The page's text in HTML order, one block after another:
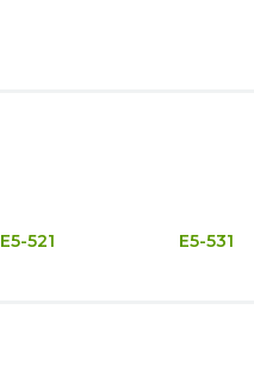
E5-521 E5-531